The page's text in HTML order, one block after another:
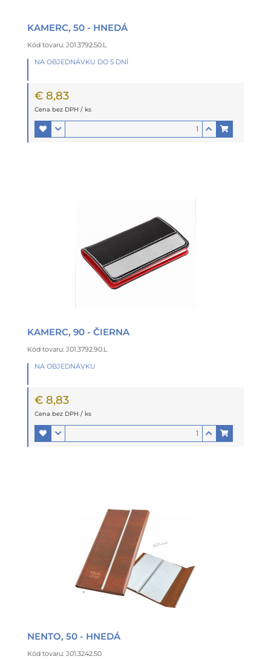
KAMERC, 50 - HNEDÁ
Kód tovaru: J01.3792.50.L
NA OBJEDNÁVKU DO 5 DNÍ
€ 8,83
Cena bez DPH / ks
KAMERC, 90 - ČIERNA
Kód tovaru: J01.3792.90.L
NA OBJEDNÁVKU
€ 8,83
Cena bez DPH / ks
NENTO, 50 - HNEDÁ
Kód tovaru: J01.3242.50